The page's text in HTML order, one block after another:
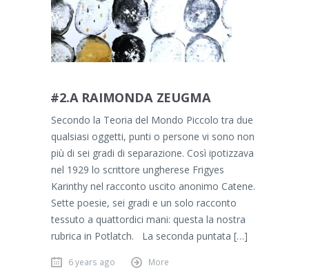
#2.A RAIMONDA ZEUGMA
Secondo la Teoria del Mondo Piccolo tra due
qualsiasi oggetti, punti o persone vi sono non
più di sei gradi di separazione. Così ipotizzava
nel 1929 lo scrittore ungherese Frigyes
Karinthy nel racconto uscito anonimo Catene.
Sette poesie, sei gradi e un solo racconto
tessuto a quattordici mani: questa la nostra
rubrica in Potlatch. La seconda puntata […]
6 years ago More